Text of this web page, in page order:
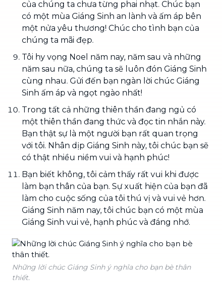
của chúng ta chưa từng phai nhạt. Chúc bạn
có một mùa Giáng Sinh an lành và ấm áp bên
một nửa yêu thương! Chúc cho tình bạn của
chúng ta mãi đẹp.
Tôi hy vọng Noel năm nay, năm sau và những
năm sau nữa, chúng ta sẽ luôn đón Giáng Sinh
cùng nhau. Gửi đến bạn ngàn lời chúc Giáng
Sinh ấm áp và ngọt ngào nhất!
Trong tất cả những thiên thần đang ngủ có
một thiên thần đang thức và đọc tin nhắn này.
Bạn thật sự là một người bạn rất quan trọng
với tôi. Nhân dịp Giáng Sinh này, tôi chúc bạn sẽ
có thật nhiều niềm vui và hạnh phúc!
Bạn biết không, tôi cảm thấy rất vui khi được
làm bạn thân của bạn. Sự xuất hiện của bạn đã
làm cho cuộc sống của tôi thú vị và vui vẻ hơn.
Giáng Sinh năm nay, tôi chúc bạn có một mùa
Giáng Sinh vui vẻ, hạnh phúc và đáng nhớ.
Những lời chúc Giáng Sinh ý nghĩa cho bạn bè thân
thiết.